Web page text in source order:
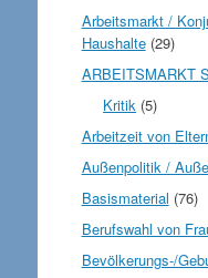
Arbeitsmarkt /
Haushalte(29)
ARBEITSMARKT
Kritik (5)
Arbeitzeit von
Außenpolitik /
Basismaterial (76)
Berufswahl von
Bevölkerungs-/